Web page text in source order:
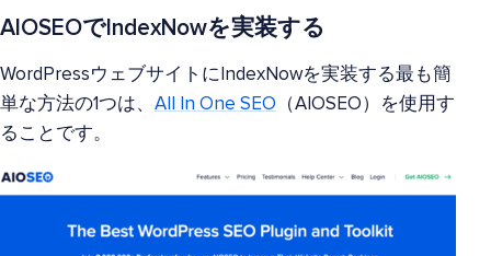
AIOSEOでIndexNowを実装する
WordPressウェブサイトにIndexNowを実装する最も簡
単な方法の1つは、 All In One SEO （AIOSEO）を使用す
ることです。